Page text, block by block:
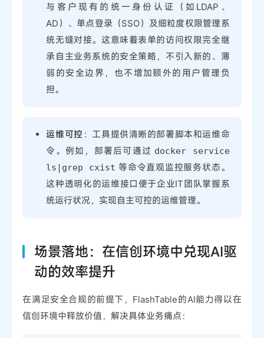
与客户现有的统一身份认证（如LDAP、
AD）、单点登录（SSO）及细粒度权限管理系
统无缝对接。这意味着表单的访问权限完全继
承自主业务系统的安全策略，不引入新的、薄
弱的安全边界，也不增加额外的用户管理负
担。
运维可控 ：工具提供清晰的部署脚本和运维命
令。例如，部署后可通过 docker service
ls|grep cxist 等命令直观监控服务状态。
这种透明化的运维接口便于企业IT团队掌握系
统运行状况，实现自主可控的运维管理。
场景落地：在信创环境中兑现AI驱
动的效率提升
在满足安全合规的前提下，FlashTable的AI能力得以在
信创环境中释放价值，解决具体业务痛点：